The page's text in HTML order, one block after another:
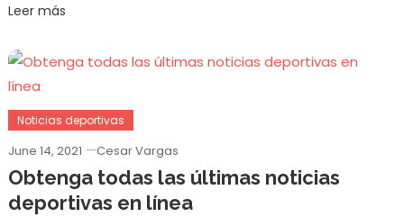
Leer más
Noticias deportivas
June 14, 2021 Cesar Vargas
Obtenga todas las últimas noticias
deportivas en línea